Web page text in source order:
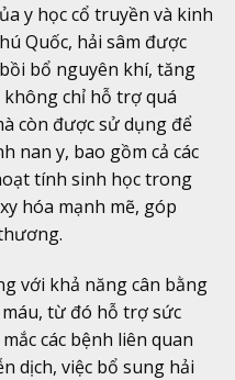
y học cổ truyền và kinh
Quốc, hải sâm được
bổ nguyên khí, tăng
chỉ hỗ trợ quá
còn được sử dụng để
nan y, bao gồm cả các
tính sinh học trong
hóa mạnh mẽ, góp
với khả năng cân bằng
từ đó hỗ trợ sức
các bệnh liên quan
dịch, việc bổ sung hải